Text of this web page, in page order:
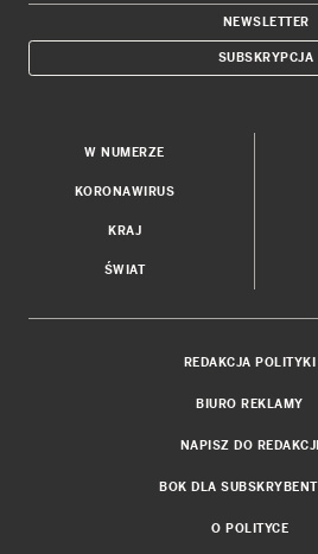
NEWSLETTER
SUBSKRYPCJA
W NUMERZE
KORONAWIRUS
KRAJ
ŚWIAT
REDAKCJA POLITYKI
BIURO REKLAMY
NAPISZ DO REDAKCJI
BOK DLA
O POLITYCE